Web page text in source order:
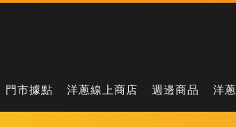
門市據點 洋蔥線上商店 週邊商品 洋